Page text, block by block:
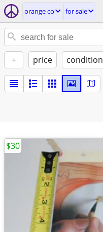
orange co for sale
+ price condition
$30